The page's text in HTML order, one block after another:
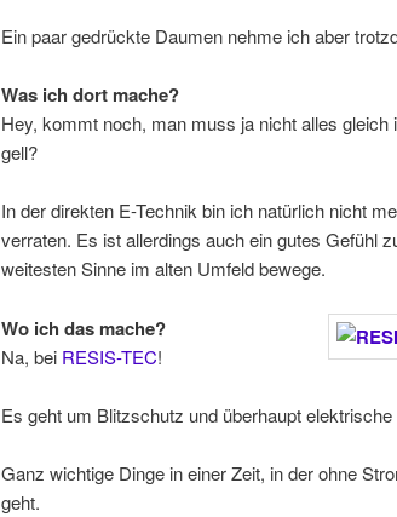
Ein paar gedrückte Daumen nehme ich aber
Was ich dort mache?
Hey, kommt noch, man muss ja nicht alles
gell?
In der direkten E-Technik bin ich natürlich nicht
verraten. Es ist allerdings auch ein gutes Gefühl
weitesten Sinne im alten Umfeld bewege.
Wo ich das mache?
Na, bei RESIS-TEC!
Es geht um Blitzschutz und überhaupt
Ganz wichtige Dinge in einer Zeit, in der ohne
geht.